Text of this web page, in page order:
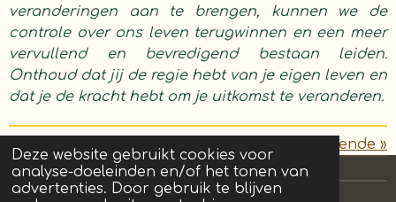
Deze website gebruikt cookies voor
analyse-doeleinden en/of het tonen van
advertenties. Door gebruik te blijven
veranderingen aan te brengen, kunnen we de
controle over ons leven terugwinnen en een meer
vervullend en bevredigend bestaan leiden.
Onthoud dat jij de regie hebt van je eigen leven en
dat je de kracht hebt om je uitkomst te veranderen.
« Volgende »